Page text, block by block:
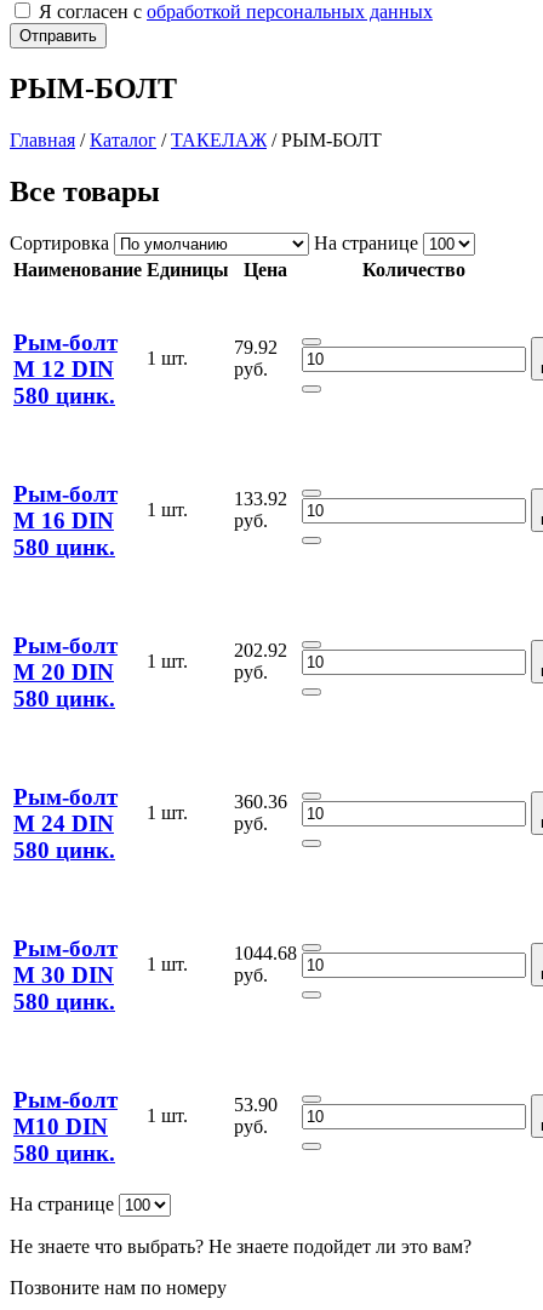
Я согласен с обработкой персональных данных
РЫМ-БОЛТ
Главная /Каталог /ТАКЕЛАЖ /РЫМ-БОЛТ
Все товары
Сортировка
На странице
Наименование Единицы Цена Количество
Рым-болт
М 12 DIN
580 цинк.
1 шт.
79.92
руб.
Рым-болт
М 16 DIN
580 цинк.
1 шт.
133.92
руб.
Рым-болт
М 20 DIN
580 цинк.
1 шт.
202.92
руб.
Рым-болт
М 24 DIN
580 цинк.
1 шт.
360.36
руб.
Рым-болт
М 30 DIN
580 цинк.
1 шт.
1044.68
руб.
Рым-болт
М10 DIN
580 цинк.
1 шт.
53.90
руб.
На странице
Не знаете что выбрать? Не знаете подойдет ли это вам?
Позвоните нам по номеру